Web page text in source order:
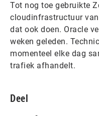
Tot nog toe gebruikte
cloudinfrastructuur
dat ook doen. Oracle
weken geleden.
momenteel elke dag
trafiek afhandelt.
Deel